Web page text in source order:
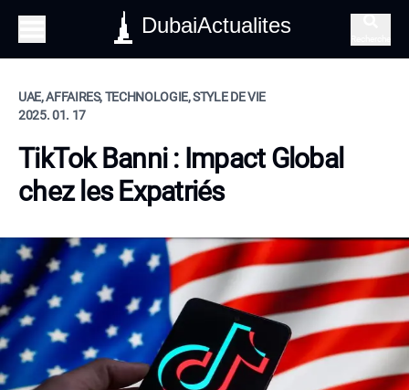
DubaiActualites
UAE, AFFAIRES, TECHNOLOGIE, STYLE DE VIE
2025. 01. 17
TikTok Banni : Impact Global
chez les Expatriés